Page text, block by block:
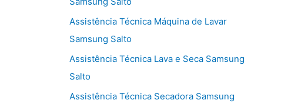
Assistência Técnica Máquina de Lavar
Samsung Salto
Assistência Técnica Lava e Seca Samsung
Salto
Assistência Técnica Secadora Samsung